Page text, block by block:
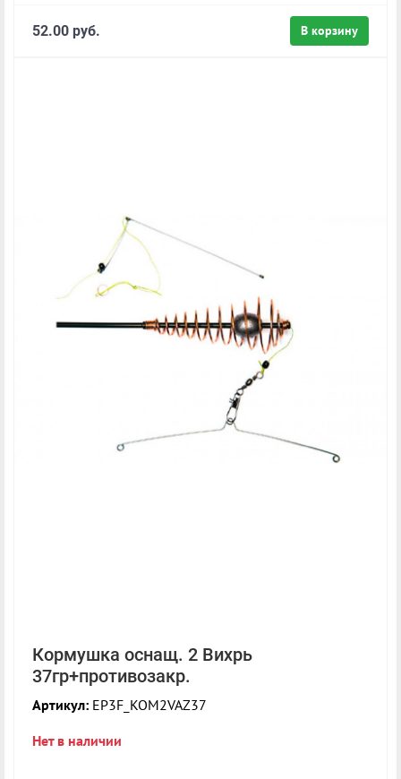
В корзину
52.00 руб.
Кормушка оснащ. 2 Вихрь
37гр+противозакр.
Артикул: EP3F_KOM2VAZ37
Нет в наличии